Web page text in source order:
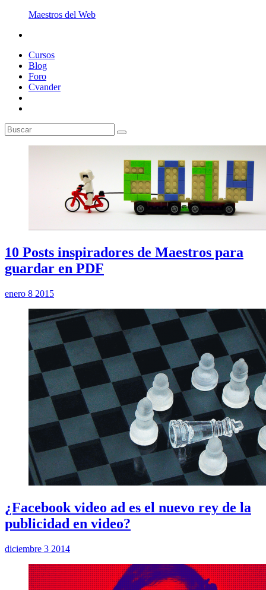
Maestros del Web
Cursos
Blog
Foro
Cvander
10 Posts inspiradores de Maestros para
guardar en PDF
enero 8 2015
¿Facebook video ad es el nuevo rey de la
publicidad en video?
diciembre 3 2014